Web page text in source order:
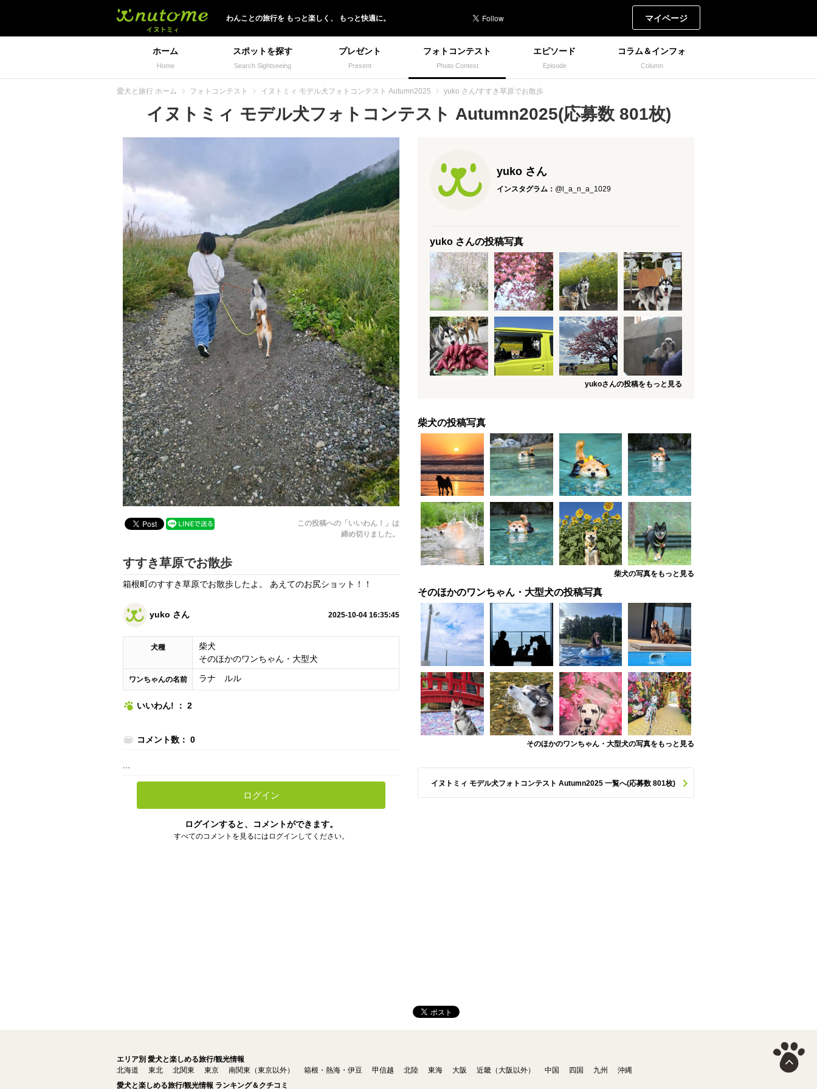
わんことの旅行を もっと楽しく、 もっと快適に。 マイページ
ホーム
Home
スポットを探す
Search Sightseeing
プレゼント
Present
フォトコンテスト
Photo Contest
エピソード
Episode
コラム＆インフォ
Column
愛犬と旅行 ホーム フォトコンテスト イヌトミィ モデル犬フォトコンテスト Autumn2025 yuko さん/すすき草原でお散歩
イヌトミィ モデル犬フォトコンテスト Autumn2025(応募数 801枚)
この投稿への「いいわん！」は
締め切りました。
すすき草原でお散歩
箱根町のすすき草原でお散歩したよ。 あえてのお尻ショット！！
yuko さん 2025-10-04 16:35:45
犬種
柴犬
そのほかのワンちゃん・大型犬
ワンちゃんの名前 ラナ ルル
いいわん! ： 2
コメント数： 0
ログイン
ログインすると、コメントができます。
すべてのコメントを見るにはログインしてください。
yuko さん
インスタグラム： @l_a_n_a_1029
yuko さんの投稿写真
yukoさんの投稿をもっと見る
柴犬の投稿写真
柴犬の写真をもっと見る
そのほかのワンちゃん・大型犬の投稿写真
そのほかのワンちゃん・大型犬の写真をもっと見る
イヌトミィ モデル犬フォトコンテスト Autumn2025 一覧へ(応募数 801枚)
エリア別 愛犬と楽しめる旅行/観光情報
北海道
東北 北関東 東京 南関東（東京以外） 箱根・熱海・伊豆 甲信越 北陸 東海 大阪 近畿（大阪以外） 中国 四国 九州
沖縄
愛犬と楽しめる旅行/観光情報 ランキング＆クチコミ